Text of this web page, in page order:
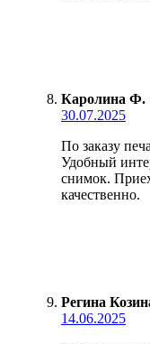
Каролина Ф.
30.07.2025
По заказу
Удобный
снимок.
качественно.
Регина
14.06.2025